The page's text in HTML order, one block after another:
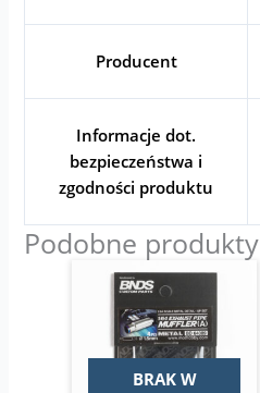
Producent
Informacje dot.
bezpieczeństwa i
zgodności produktu
Podobne produkty
BRAK W